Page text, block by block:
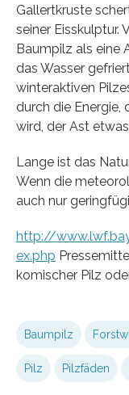
Gallertkruste
seiner Eisskulptur.
Baumpilz als eine
das Wasser
winteraktiven
durch die Energie,
wird, der Ast
Lange ist das
Wenn die
auch nur
http://
ex.php
komischer Pilz
Baumpilz
Pilz Pilzfäden